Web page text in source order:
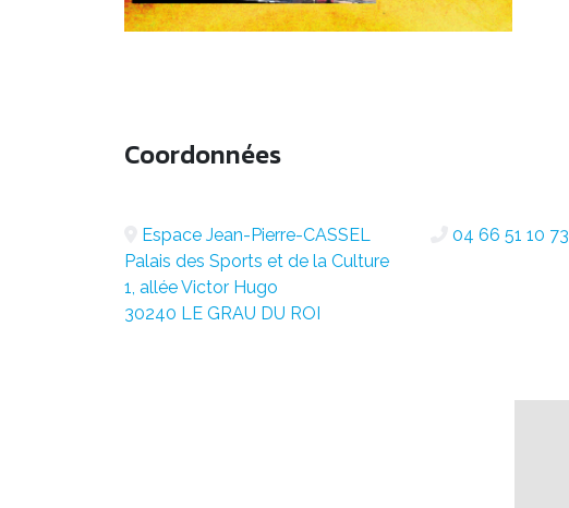
Coordonnées
Espace Jean-Pierre-CASSEL
Palais des Sports et de la Culture
1, allée Victor Hugo
30240 LE GRAU DU ROI
04 66 51 10 73